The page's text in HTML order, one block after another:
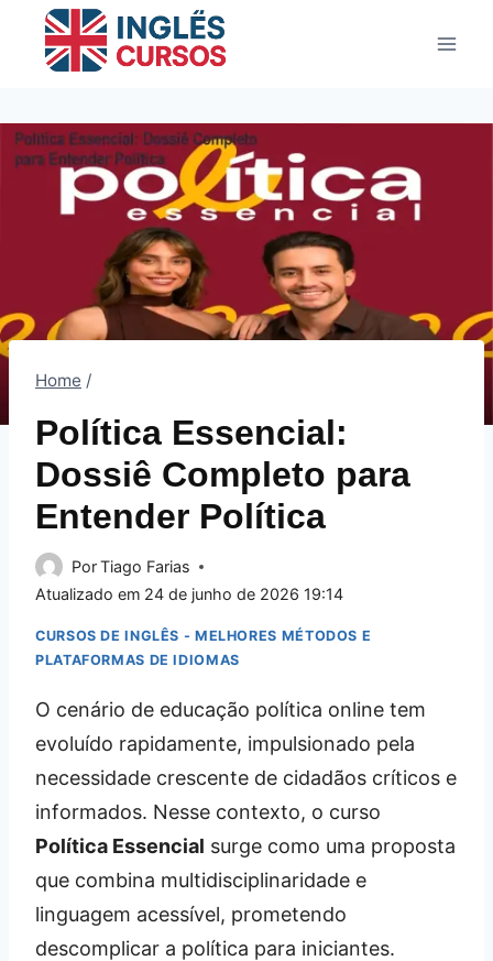
Conteúdo
Home /
Política Essencial:
Dossiê Completo para
Entender Política
PorTiago Farias
Atualizado em 24 de junho de 2026 19:14
CURSOS DE INGLÊS - MELHORES MÉTODOS E
PLATAFORMAS DE IDIOMAS
O cenário de educação política online tem
evoluído rapidamente, impulsionado pela
necessidade crescente de cidadãos críticos e
informados. Nesse contexto, o curso
Política Essencial surge como uma proposta
que combina multidisciplinaridade e
linguagem acessível, prometendo
descomplicar a política para iniciantes.